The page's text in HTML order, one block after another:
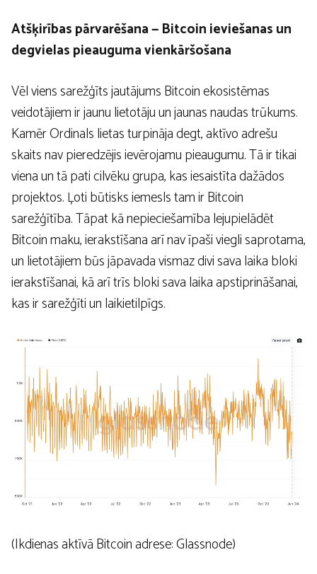
Atšķirības pārvarēšana — Bitcoin ieviešanas un
degvielas pieauguma vienkāršošana
Vēl viens sarežģīts jautājums Bitcoin ekosistēmas
veidotājiem ir jaunu lietotāju un jaunas naudas trūkums.
Kamēr Ordinals lietas turpināja degt, aktīvo adrešu
skaits nav pieredzējis ievērojamu pieaugumu. Tā ir tikai
viena un tā pati cilvēku grupa, kas iesaistīta dažādos
projektos. Ļoti būtisks iemesls tam ir Bitcoin
sarežģītība. Tāpat kā nepieciešamība lejupielādēt
Bitcoin maku, ierakstīšana arī nav īpaši viegli saprotama,
un lietotājiem būs jāpavada vismaz divi sava laika bloki
ierakstīšanai, kā arī trīs bloki sava laika apstiprināšanai,
kas ir sarežģīti un laikietilpīgs.
(Ikdienas aktīvā Bitcoin adrese: Glassnode)